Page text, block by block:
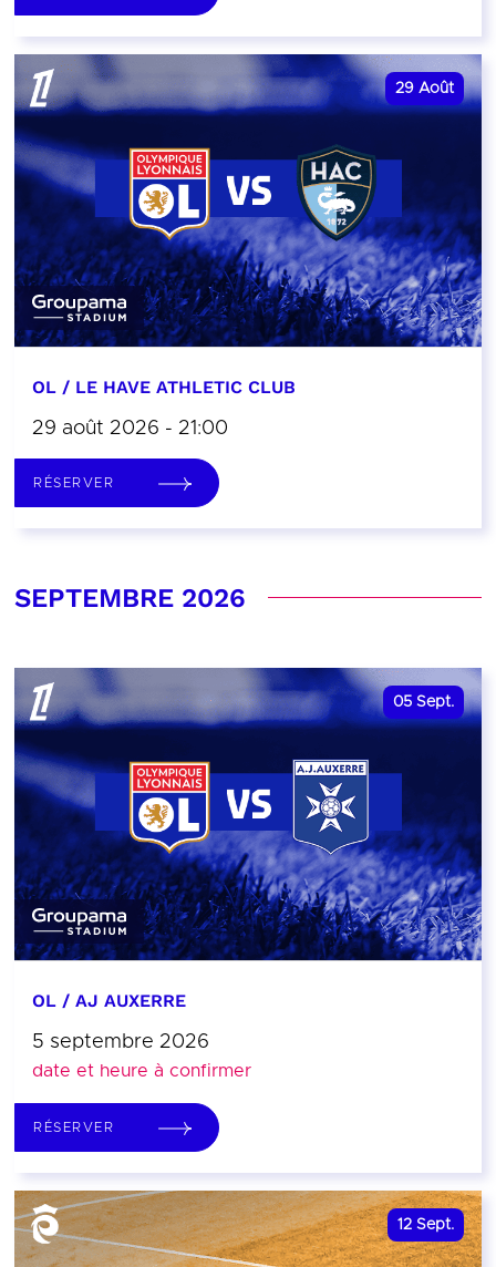
29 Août
OL / LE HAVE ATHLETIC CLUB
29 août 2026 - 21:00
RÉSERVER
SEPTEMBRE 2026
05 Sept.
OL / AJ AUXERRE
5 septembre 2026
date et heure à confirmer
RÉSERVER
12 Sept.